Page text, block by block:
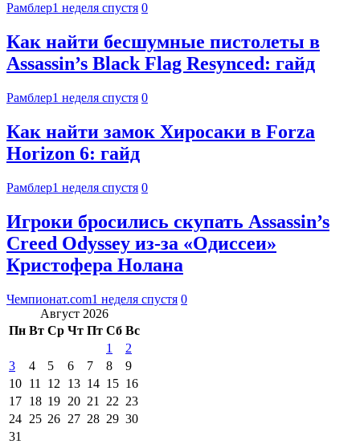
Рамблер1 неделя спустя 0
Как найти бесшумные пистолеты в
Assassin’s Black Flag Resynced: гайд
Рамблер1 неделя спустя 0
Как найти замок Хиросаки в Forza
Horizon 6: гайд
Рамблер1 неделя спустя 0
Игроки бросились скупать Assassin’s
Creed Odyssey из-за «Одиссеи»
Кристофера Нолана
Чемпионат.com1 неделя спустя 0
Август 2026
Пн Вт Ср Чт Пт Сб Вс
1
2
3
4 5 6 7 8
9
10 11 12 13 14 15 16
17 18 19 20 21 22 23
24 25 26 27 28 29 30
31